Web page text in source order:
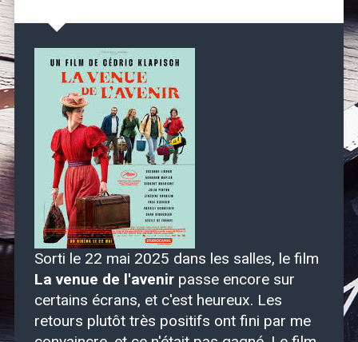
Sorti le 22 mai 2025 dans les salles, le film
La venue de l'avenir passe encore sur
certains écrans, et c'est heureux. Les
retours plutôt très positifs ont fini par me